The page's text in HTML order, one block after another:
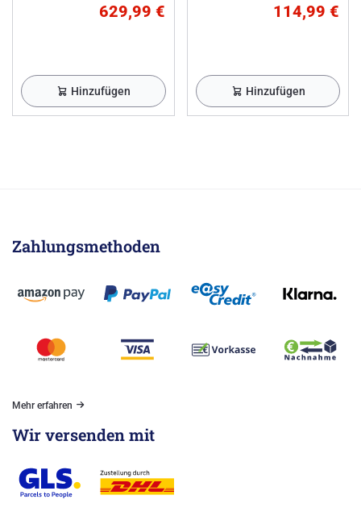
629,99 €
Hinzufügen
114,99 €
Hinzufügen
Zahlungsmethoden
Mehr erfahren
Wir versenden mit